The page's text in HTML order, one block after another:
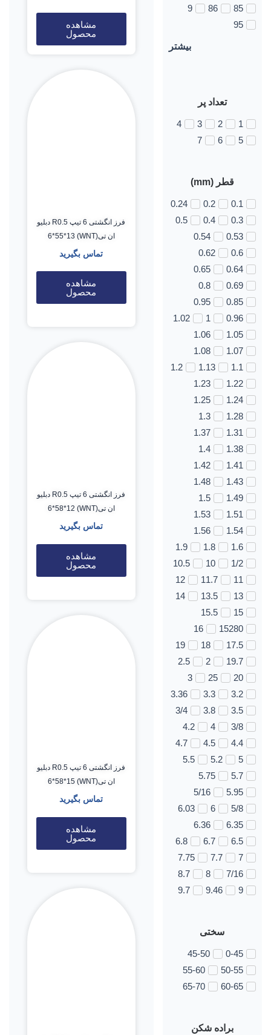
85
86
9
95
بیشتر
تعداد پر
1
2
3
4
5
6
7
قطر (mm)
0.1
0.2
0.24
0.3
0.4
0.5
0.53
0.54
0.6
0.62
0.64
0.65
0.69
0.8
0.85
0.95
0.96
1
1.02
1.05
1.06
1.07
1.08
1.1
1.13
1.2
1.22
1.23
1.24
1.25
1.28
1.3
1.31
1.37
1.38
1.4
1.41
1.42
1.43
1.48
1.49
1.5
1.51
1.53
1.54
1.56
1.6
1.8
1.9
1/2
10
10.5
11
11.7
12
13
13.5
14
15
15.5
15280
16
17.5
18
19
19.7
2
2.5
20
25
3
3.2
3.3
3.36
3.5
3.8
3/4
3/8
4
4.2
4.4
4.5
4.7
5
5.2
5.5
5.7
5.75
5.95
5/16
5/8
6
6.03
6.35
6.36
6.5
6.7
6.8
7
7.7
7.75
7/16
8
8.7
9
9.46
9.7
سختی
0-45
45-50
50-55
55-60
60-65
65-70
براده شکن
مشاهده
محصول
فرز انگشتی 6 تیپ R0.5 دبلیو
ان تی(WNT) 6*55*13
تماس بگیرید
مشاهده
محصول
فرز انگشتی 6 تیپ R0.5 دبلیو
ان تی(WNT) 6*58*12
تماس بگیرید
مشاهده
محصول
فرز انگشتی 6 تیپ R0.5 دبلیو
ان تی(WNT) 6*58*15
تماس بگیرید
مشاهده
محصول